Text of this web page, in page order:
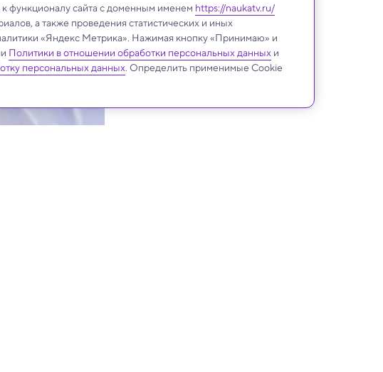
функционалу сайта с доменным именем https://naukatv.ru/
а также проведения статистических и иных
«Яндекс Метрика». Нажимая кнопку «Принимаю» и
Политики в отношении обработки персональных данных и
персональных данных. Определить применимые Cookie